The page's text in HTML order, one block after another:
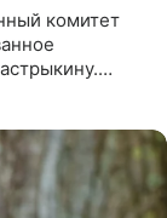
комитет